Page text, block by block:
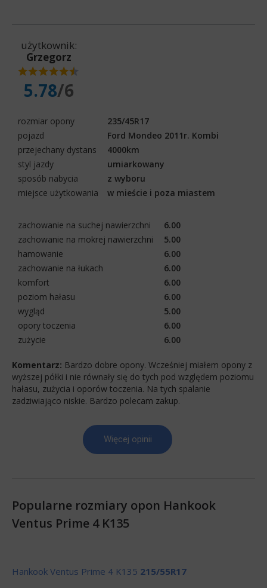
użytkownik:
Grzegorz
5.78/6
rozmiar opony
235/45R17
pojazd
Ford Mondeo 2011r. Kombi
przejechany dystans
4000km
styl jazdy
umiarkowany
sposób nabycia
z wyboru
miejsce użytkowania
w mieście i poza miastem
zachowanie na suchej nawierzchni
6.00
zachowanie na mokrej nawierzchni
5.00
hamowanie
6.00
zachowanie na łukach
6.00
komfort
6.00
poziom hałasu
6.00
wygląd
5.00
opory toczenia
6.00
zużycie
6.00
Komentarz: Bardzo dobre opony. Wcześniej miałem opony z
wyższej półki i nie równały się do tych pod względem poziomu
hałasu, zużycia i oporów toczenia. Na tych spalanie
zadziwiająco niskie. Bardzo polecam zakup.
Więcej opinii
Popularne rozmiary opon Hankook
Ventus Prime 4 K135
Hankook Ventus Prime 4 K135 215/55R17